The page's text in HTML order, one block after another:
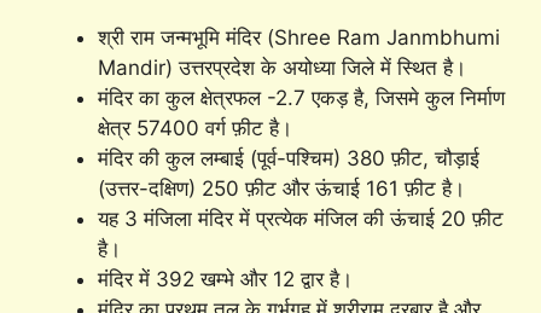
श्री राम जन्मभूमि मंदिर (Shree Ram Janmbhumi
Mandir) उत्तरप्रदेश के अयोध्या जिले में स्थित है।
मंदिर का कुल क्षेत्रफल -2.7 एकड़ है, जिसमे कुल निर्माण
क्षेत्र 57400 वर्ग फ़ीट है।
मंदिर की कुल लम्बाई (पूर्व-पश्चिम) 380 फ़ीट, चौड़ाई
(उत्तर-दक्षिण) 250 फ़ीट और ऊंचाई 161 फ़ीट है।
यह 3 मंजिला मंदिर में प्रत्येक मंजिल की ऊंचाई 20 फ़ीट
है।
मंदिर में 392 खम्भे और 12 द्वार है।